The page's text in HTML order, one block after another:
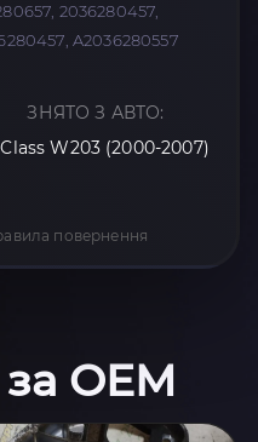
2036280457,
A2036280557
ЗНЯТО З АВТО:
W203 (2000-2007)
повернення
OEM